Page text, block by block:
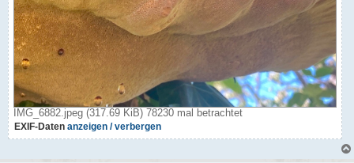
IMG_6882.jpeg (317.69 KiB) 78230 mal betrachtet
EXIF-Daten anzeigen / verbergen